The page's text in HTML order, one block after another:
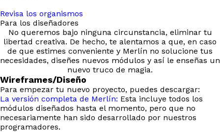
Revisa los organismos
Para los diseñadores
No queremos bajo ninguna circunstancia, eliminar tu
libertad creativa. De hecho, te alentamos a que, en caso
de que estimes conveniente y Merlín no solucione tus
necesidades, diseñes nuevos módulos y así le enseñas un
nuevo truco de magia.
Wireframes/Diseño
Para empezar tu nuevo proyecto, puedes descargar:
La versión completa de Merlín: Esta incluye todos los
módulos diseñados hasta el momento, pero que no
necesariamente han sido desarrollado por nuestros
programadores.